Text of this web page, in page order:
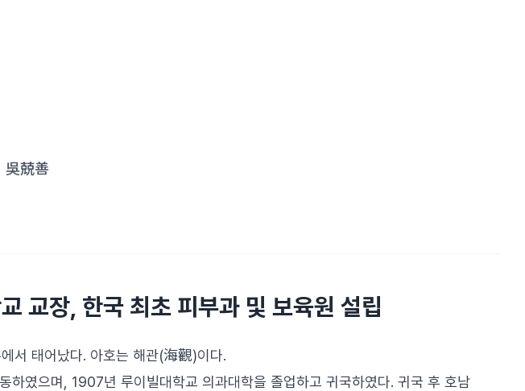
吳兢善
교장, 한국 최초 피부과 및 보육원 설립
서 태어났다. 아호는 해관(海觀)이다.
하였으며, 1907년 루이빌대학교 의과대학을 졸업하고 귀국하였다. 귀국 후 호남